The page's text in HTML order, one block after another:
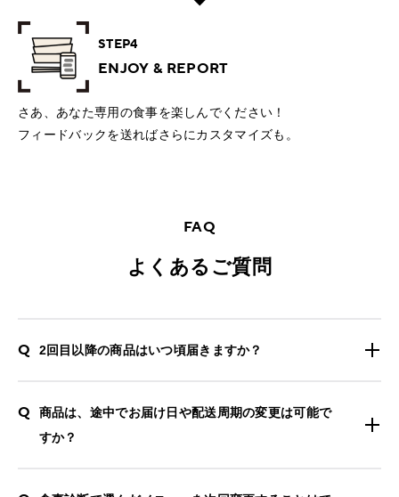
STEP4
ENJOY & REPORT
さあ、あなた専用の食事を楽しんでください！
フィードバックを送ればさらにカスタマイズも。
FAQ
よくあるご質問
Q 2回目以降の商品はいつ頃届きますか？
Q
商品は、途中でお届け日や配送周期の変更は可能で
すか？